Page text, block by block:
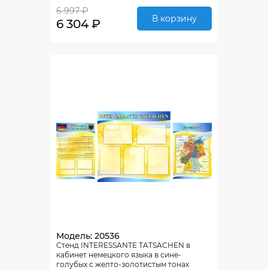
6 997 ₽
6 304 ₽ В корзину
Модель: 20536
Стенд INTERESSANTE TATSACHEN в
кабинет немецкого языка в сине-
голубых с желто-золотистым тонах